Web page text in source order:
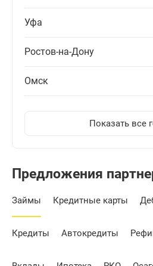
Уфа
Ростов-на-Дону
Омск
Показать все
Предложения
Займы Кредитные карты
Кредиты Автокредиты